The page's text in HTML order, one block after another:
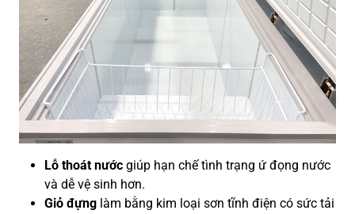
Lỗ thoát nước giúp hạn chế tình trạng ứ đọng nước
và dễ vệ sinh hơn.
Giỏ đựng làm bằng kim loại sơn tĩnh điện có sức tải